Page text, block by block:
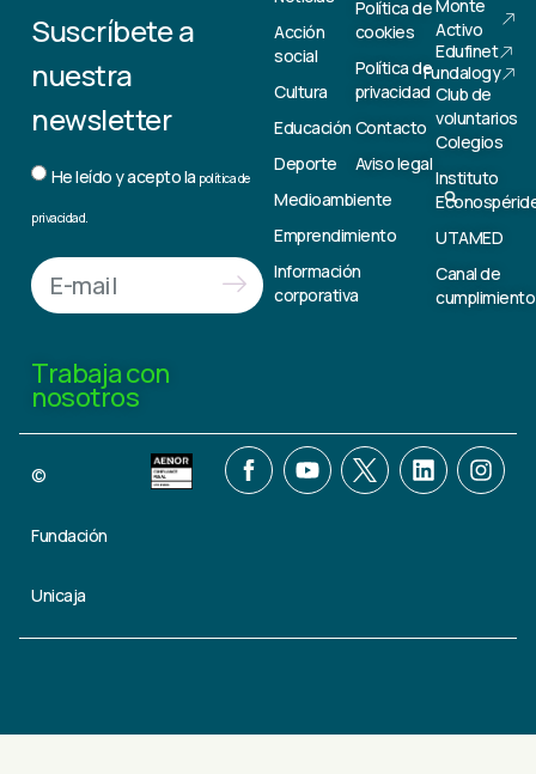
Suscríbete a
nuestra
newsletter
He leído y acepto la política de
privacidad.
Trabaja con
nosotros
Acción
social
Cultura
Educación
Deporte
Medioambiente
Emprendimiento
Información
corporativa
Política de
cookies
Política de
privacidad
Contacto
Aviso legal
Monte
Activo
Edufinet
Fundalogy
Club de
voluntarios
Colegios
Instituto
UTAMED
Canal de
cumplimiento
©
Fundación
Unicaja